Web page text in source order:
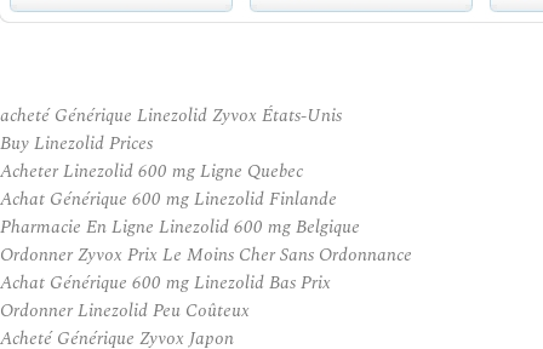
acheté Générique Linezolid Zyvox États-Unis
Buy Linezolid Prices
Acheter Linezolid 600 mg Ligne Quebec
Achat Générique 600 mg Linezolid Finlande
Pharmacie En Ligne Linezolid 600 mg Belgique
Ordonner Zyvox Prix Le Moins Cher Sans Ordonnance
Achat Générique 600 mg Linezolid Bas Prix
Ordonner Linezolid Peu Coûteux
Acheté Générique Zyvox Japon